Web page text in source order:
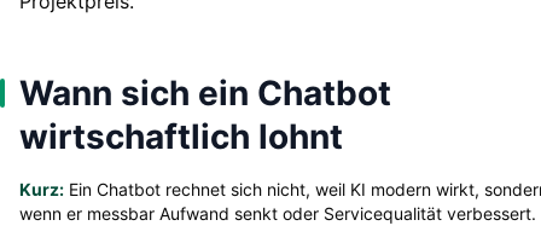
Wann sich ein Chatbot
wirtschaftlich lohnt
Kurz: Ein Chatbot rechnet sich nicht, weil KI modern wirkt,
wenn er messbar Aufwand senkt oder Servicequalität verbessert.